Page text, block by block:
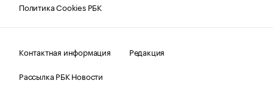
Политика Cookies РБК
Контактная информация
Редакция
Рассылка РБК Новости